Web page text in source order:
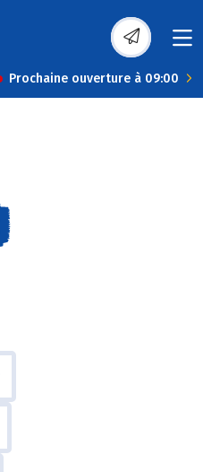
Prochaine ouverture à 09:00